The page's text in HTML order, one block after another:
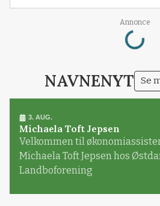
Annonce
Loading...
NAVNENYT Se
3. AUG.
Michaela Toft Jepsen
Velkommen til
Michaela Toft Jepsen hos
Landboforening